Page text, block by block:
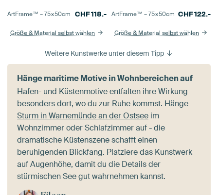
ArtFrame™ –75×50cm CHF118.-
Größe & Material selbst wählen
ArtFrame™ –75×50cm CHF122.-
Größe & Material selbst wählen
Weitere Kunstwerke unter diesem Tipp
Hänge maritime Motive in Wohnbereichen auf
Hafen- und Küstenmotive entfalten ihre Wirkung
besonders dort, wo du zur Ruhe kommst. Hänge
Sturm in Warnemünde an der Ostsee im
Wohnzimmer oder Schlafzimmer auf - die
dramatische Küstenszene schafft einen
beruhigenden Blickfang. Platziere das Kunstwerk
auf Augenhöhe, damit du die Details der
stürmischen See gut wahrnehmen kannst.